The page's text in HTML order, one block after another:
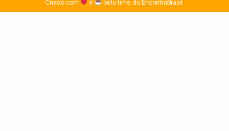
Criado com
e pelo time do EncontraBrasil